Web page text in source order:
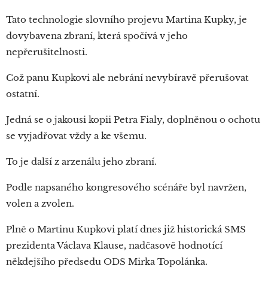
Tato technologie slovního projevu Martina Kupky, je
dovybavena zbraní, která spočívá v jeho
nepřerušitelnosti.
Což panu Kupkovi ale nebrání nevybíravě přerušovat
ostatní.
Jedná se o jakousi kopii Petra Fialy, doplněnou o ochotu
se vyjadřovat vždy a ke všemu.
To je další z arzenálu jeho zbraní.
Podle napsaného kongresového scénáře byl navržen,
volen a zvolen.
Plně o Martinu Kupkovi platí dnes již historická SMS
prezidenta Václava Klause, nadčasově hodnotící
někdejšího předsedu ODS Mirka Topolánka.